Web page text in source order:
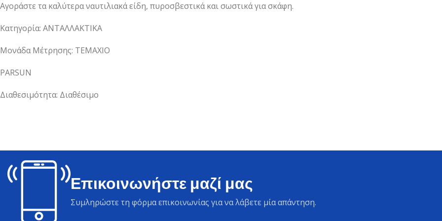
Αγοράστε τα καλύτερα ναυτιλιακά είδη, πυροσβεστικά και σωστικά για σκάφη.
Κατηγορία: ΑΝΤΑΛΛΑΚΤΙΚΑ
Μονάδα Μέτρησης: ΤΕΜΑΧΙΟ
PARSUN
Διαθεσιμότητα: Διαθέσιμο
Επικοινωνήστε μαζί μας
Συμληρώστε τη φόρμα επικοινωνίας για να λάβετε μία απάντηση.